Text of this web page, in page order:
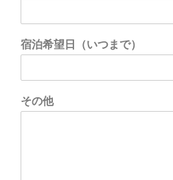
宿泊希望日（いつまで）
その他